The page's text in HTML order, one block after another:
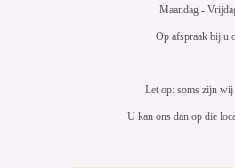
Maandag -
Op afspraak bij u
Let op: soms zijn wij
U kan ons dan op die